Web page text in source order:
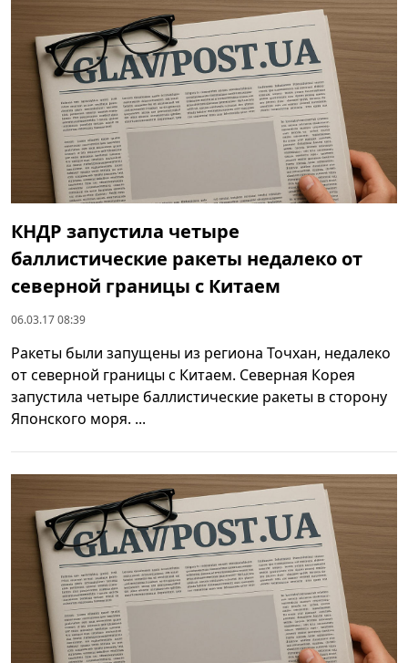
КНДР запустила четыре
баллистические ракеты недалеко от
северной границы с Китаем
06.03.17 08:39
Ракеты были запущены из региона Точхан, недалеко
от северной границы с Китаем. Северная Корея
запустила четыре баллистические ракеты в сторону
Японского моря. ...